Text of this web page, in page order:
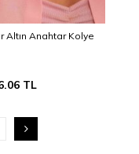
Altın Anahtar Kolye
TL